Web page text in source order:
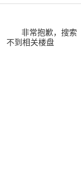
非常抱歉，搜索
不到相关楼盘